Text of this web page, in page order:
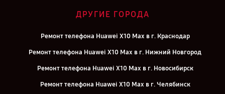
ДРУГИЕ ГОРОДА
Ремонт телефона Huawei X10 Max в г. Краснодар
Ремонт телефона Huawei X10 Max в г. Нижний Новгород
Ремонт телефона Huawei X10 Max в г. Новосибирск
Ремонт телефона Huawei X10 Max в г. Челябинск